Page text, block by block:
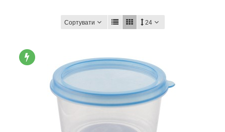
Сортувати 24